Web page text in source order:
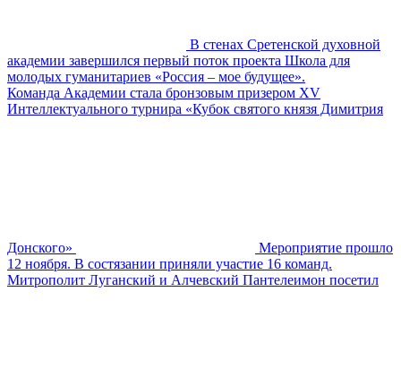
В стенах Сретенской духовной
академии завершился первый поток проекта Школа для
молодых гуманитариев «Россия – мое будущее».
Команда Академии стала бронзовым призером XV
Интеллектуального турнира «Кубок святого князя Димитрия
Донского»
Мероприятие прошло
12 ноября. В состязании приняли участие 16 команд.
Митрополит Луганский и Алчевский Пантелеимон посетил